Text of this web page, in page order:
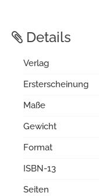
Details
Verlag
Ersterscheinung
Maße
Gewicht
Format
ISBN-13
Seiten